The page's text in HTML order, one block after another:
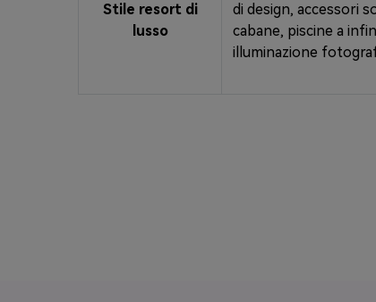
Stile resort di
lusso
di design, accessori
cabane, piscine a
illuminazione